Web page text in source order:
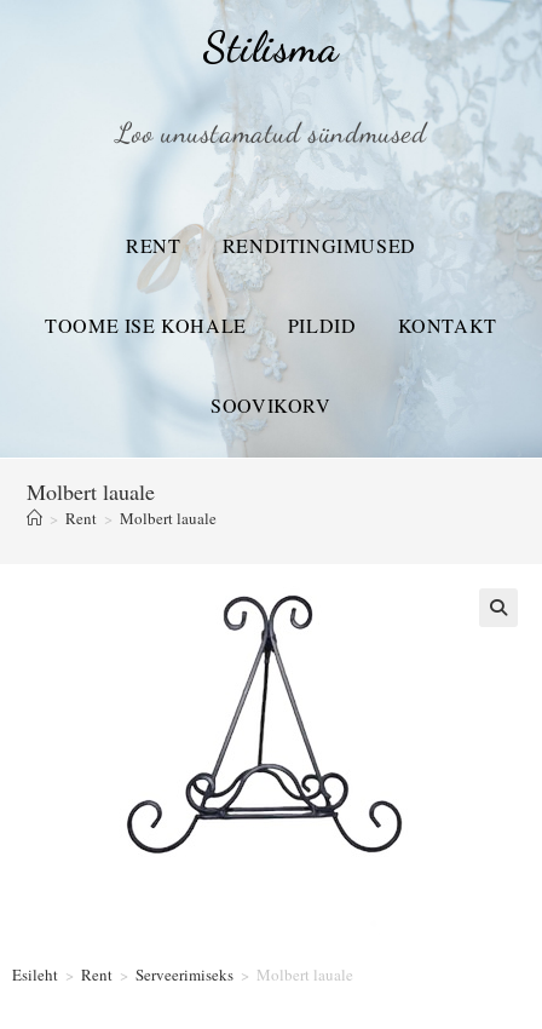
Stilisma
Loo unustamatud sündmused
RENT RENDITINGIMUSED
TOOME ISE KOHALE PILDID KONTAKT
SOOVIKORV
Molbert lauale
> Rent > Molbert lauale
Esileht > Rent > Serveerimiseks > Molbert lauale